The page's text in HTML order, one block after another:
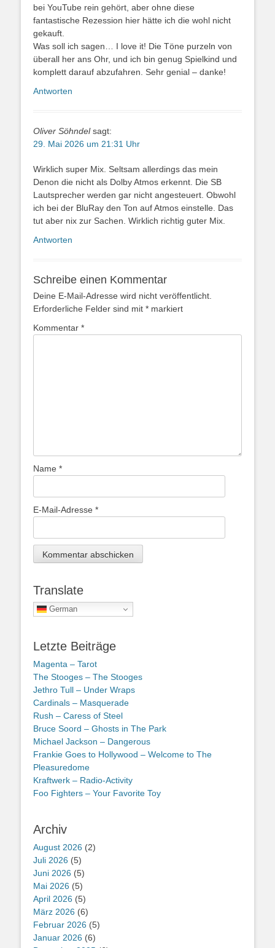
bei YouTube rein gehört, aber ohne diese
fantastische Rezession hier hätte ich die wohl nicht
gekauft.
Was soll ich sagen… I love it! Die Töne purzeln von
überall her ans Ohr, und ich bin genug Spielkind und
komplett darauf abzufahren. Sehr genial – danke!
Antworten
Oliver Söhndel sagt:
29. Mai 2026 um 21:31 Uhr
Wirklich super Mix. Seltsam allerdings das mein
Denon die nicht als Dolby Atmos erkennt. Die SB
Lautsprecher werden gar nicht angesteuert. Obwohl
ich bei der BluRay den Ton auf Atmos einstelle. Das
tut aber nix zur Sachen. Wirklich richtig guter Mix.
Antworten
Schreibe einen Kommentar
Deine E-Mail-Adresse wird nicht veröffentlicht.
Erforderliche Felder sind mit * markiert
Kommentar *
Name *
E-Mail-Adresse *
Translate
German
Letzte Beiträge
Magenta – Tarot
The Stooges – The Stooges
Jethro Tull – Under Wraps
Cardinals – Masquerade
Rush – Caress of Steel
Bruce Soord – Ghosts in The Park
Michael Jackson – Dangerous
Frankie Goes to Hollywood – Welcome to The
Pleasuredome
Kraftwerk – Radio-Activity
Foo Fighters – Your Favorite Toy
Archiv
August 2026 (2)
Juli 2026 (5)
Juni 2026 (5)
Mai 2026 (5)
April 2026 (5)
März 2026 (6)
Februar 2026 (5)
Januar 2026 (6)